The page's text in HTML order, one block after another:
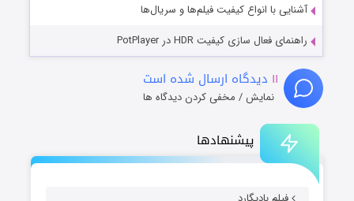
پیشنهادها
آشنایی با انواع کیفیت فیلم‌ها و سریال‌ها
راهنمای فعال سازی کیفیت HDR در PotPlayer
۱۱ دیدگاه ارسال شده است
نمایش / مخفی کردن دیدگاه ها